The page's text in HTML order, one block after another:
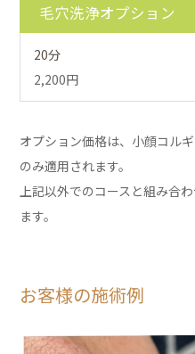
毛穴洗浄オプション
20分
2,200円
オプション価格は、小顔コル
のみ適用されます。
上記以外でのコースと組み合
ます。
お客様の施術例